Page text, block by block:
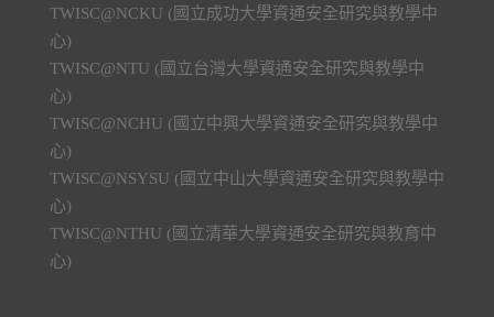
TWISC@NCKU (國立成功大學資通安全研究與教學中
心)
TWISC@NTU (國立台灣大學資通安全研究與教學中
心)
TWISC@NCHU (國立中興大學資通安全研究與教學中
心)
TWISC@NSYSU (國立中山大學資通安全研究與教學中
心)
TWISC@NTHU (國立清華大學資通安全研究與教育中
心)